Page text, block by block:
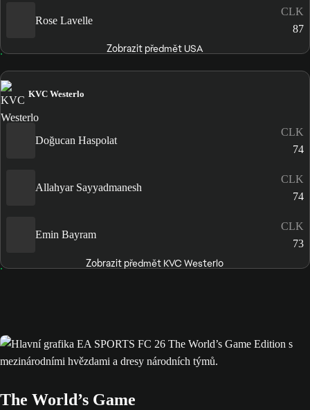
Rose Lavelle
CLK
87
Zobrazit předmět USA
KVC Westerlo
Doğucan Haspolat
CLK
74
Allahyar Sayyadmanesh
CLK
74
Emin Bayram
CLK
73
Zobrazit předmět KVC Westerlo
The World’s Game